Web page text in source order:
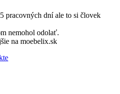
pracovných dní ale to si človek
nemohol odolať.
na moebelix.sk